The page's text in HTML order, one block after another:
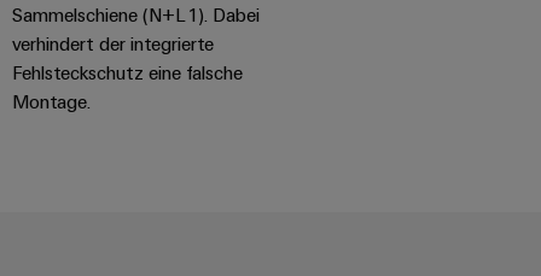
Sammelschiene (N+L1). Dabei
verhindert der integrierte
Fehlsteckschutz eine falsche
Montage.